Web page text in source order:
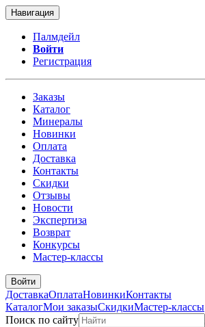
Навигация
Палмдейл
Войти
Регистрация
Заказы
Каталог
Минералы
Новинки
Оплата
Доставка
Контакты
Скидки
Отзывы
Новости
Экспертиза
Возврат
Конкурсы
Мастер-классы
Войти
ДоставкаОплатаНовинкиКонтакты
КаталогМои заказыСкидкиМастер-классы
Поиск по сайту